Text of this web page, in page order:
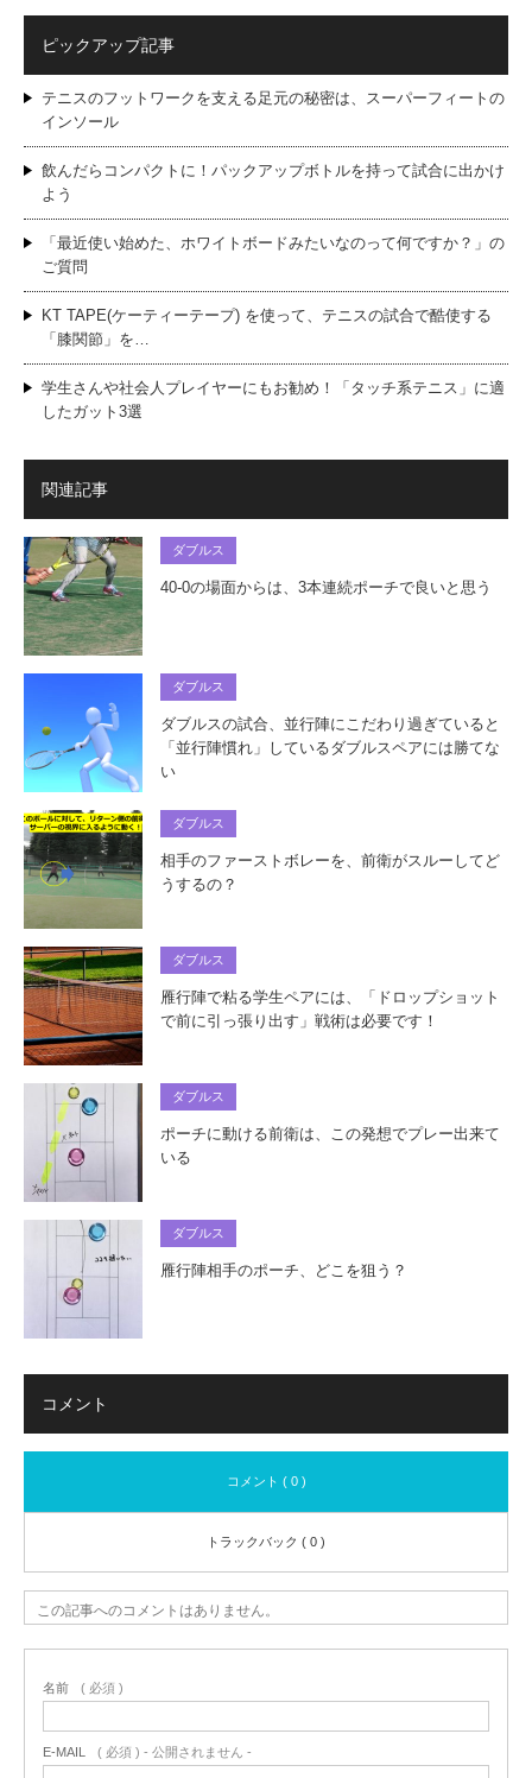
ピックアップ記事
テニスのフットワークを支える足元の秘密は、スーパーフィートの
インソール
飲んだらコンパクトに！パックアップボトルを持って試合に出かけ
よう
「最近使い始めた、ホワイトボードみたいなのって何ですか？」の
ご質問
KT TAPE(ケーティーテープ) を使って、テニスの試合で酷使する
「膝関節」を…
学生さんや社会人プレイヤーにもお勧め！「タッチ系テニス」に適
したガット3選
関連記事
ダブルス
40-0の場面からは、3本連続ポーチで良いと思う
ダブルス
ダブルスの試合、並行陣にこだわり過ぎていると
「並行陣慣れ」しているダブルスペアには勝てな
い
ダブルス
相手のファーストボレーを、前衛がスルーしてど
うするの？
ダブルス
雁行陣で粘る学生ペアには、「ドロップショット
で前に引っ張り出す」戦術は必要です！
ダブルス
ポーチに動ける前衛は、この発想でプレー出来て
いる
ダブルス
雁行陣相手のポーチ、どこを狙う？
コメント
コメント ( 0 )
トラックバック ( 0 )
この記事へのコメントはありません。
名前 ( 必須 )
E-MAIL ( 必須 ) - 公開されません -